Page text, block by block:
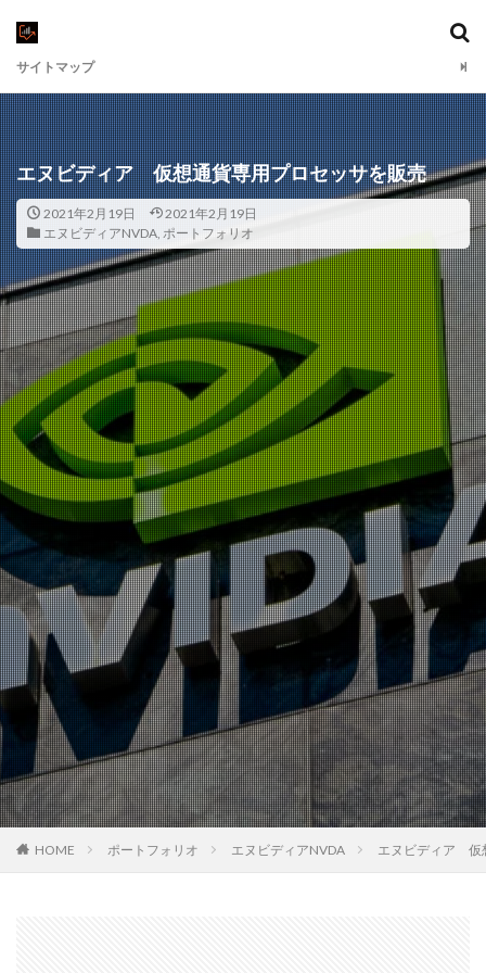
サイトマップ
エヌビディア 仮想通貨専用プロセッサを販売
2021年2月19日
2021年2月19日
エヌビディアNVDA, ポートフォリオ
HOME ポートフォリオ エヌビディアNVDA エヌビディア 仮